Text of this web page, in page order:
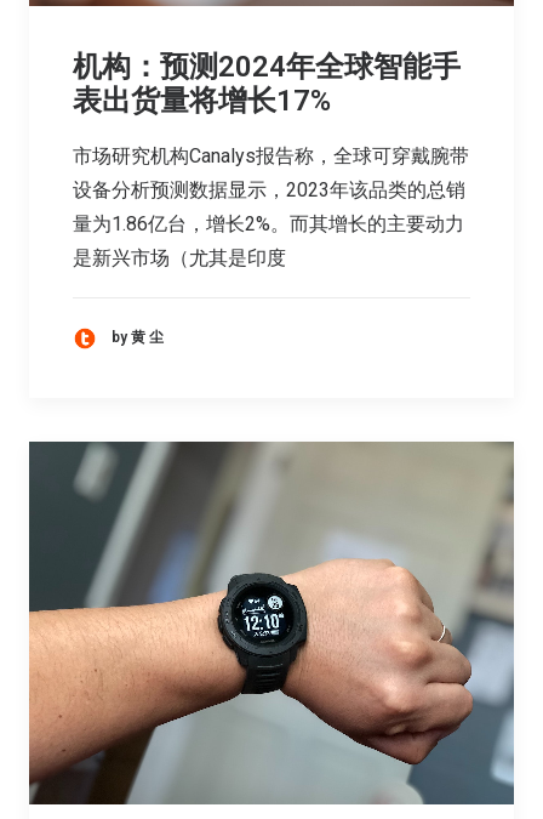
机构：预测2024年全球智能手
表出货量将增长17%
市场研究机构Canalys报告称，全球可穿戴腕带
设备分析预测数据显示，2023年该品类的总销
量为1.86亿台，增长2%。而其增长的主要动力
是新兴市场（尤其是印度
by 黄 尘